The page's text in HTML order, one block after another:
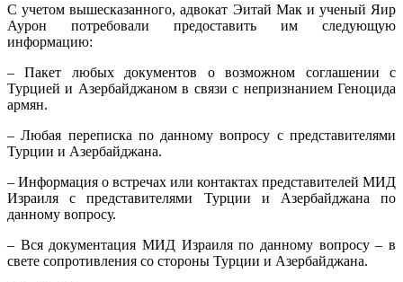
С учетом вышесказанного, адвокат Эитай Мак и ученый Яир
Аурон потребовали предоставить им следующую
информацию:
– Пакет любых документов о возможном соглашении с
Турцией и Азербайджаном в связи с непризнанием Геноцида
армян.
– Любая переписка по данному вопросу с представителями
Турции и Азербайджана.
– Информация о встречах или контактах представителей МИД
Израиля с представителями Турции и Азербайджана по
данному вопросу.
– Вся документация МИД Израиля по данному вопросу – в
свете сопротивления со стороны Турции и Азербайджана.